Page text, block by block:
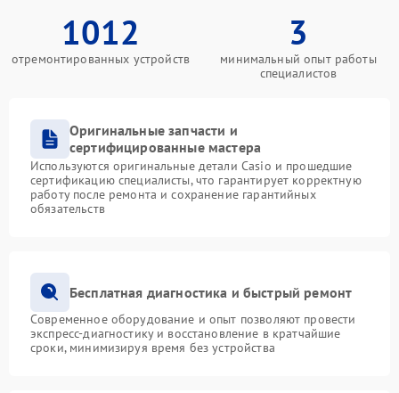
1012
отремонтированных устройств
3
минимальный опыт работы
специалистов
Оригинальные запчасти и
сертифицированные мастера
Используются оригинальные детали Casio и прошедшие
сертификацию специалисты, что гарантирует корректную
работу после ремонта и сохранение гарантийных
обязательств
Бесплатная диагностика и быстрый ремонт
Современное оборудование и опыт позволяют провести
экспресс-диагностику и восстановление в кратчайшие
сроки, минимизируя время без устройства